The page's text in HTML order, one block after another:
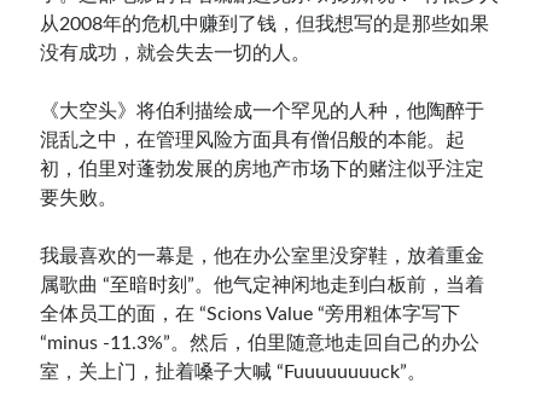
从2008年的危机中赚到了钱，但我想写的是那些如果
没有成功，就会失去一切的人。
《大空头》将伯利描绘成一个罕见的人种，他陶醉于
混乱之中，在管理风险方面具有僧侣般的本能。起
初，伯里对蓬勃发展的房地产市场下的赌注似乎注定
要失败。
我最喜欢的一幕是，他在办公室里没穿鞋，放着重金
属歌曲 “至暗时刻”。他气定神闲地走到白板前，当着
全体员工的面，在 “Scions Value “旁用粗体字写下
“minus -11.3%”。然后，伯里随意地走回自己的办公
室，关上门，扯着嗓子大喊 “Fuuuuuuuuck”。